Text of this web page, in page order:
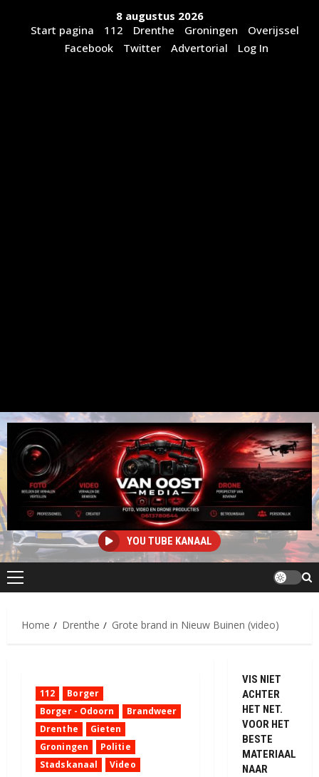
8 augustus 2026
Start pagina
112 Drenthe Groningen
Overijssel
Facebook
Twitter Advertorial Log In
YOU TUBE KANAAL
Primair
Home Drenthe Grote brand in Nieuw Buinen (video)
112
Borger
Borger - Odoorn
Brandweer
Drenthe
Gieten
Groningen
Politie
Stadskanaal
Video
VIS NIET
ACHTER
HET NET.
VOOR HET
BESTE
MATERIAAL
NAAR